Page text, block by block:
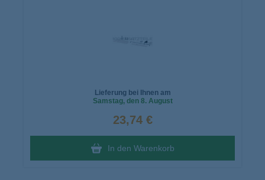
Lieferung bei Ihnen am
Samstag, den 8. August
23,74 €
In den Warenkorb